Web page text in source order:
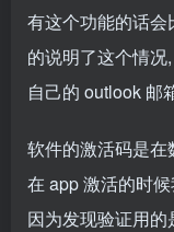
有这个功能的话
的说明了这个情
自己的 outlook 邮
软件的激活码是
在 app 激活的时
因为发现验证用